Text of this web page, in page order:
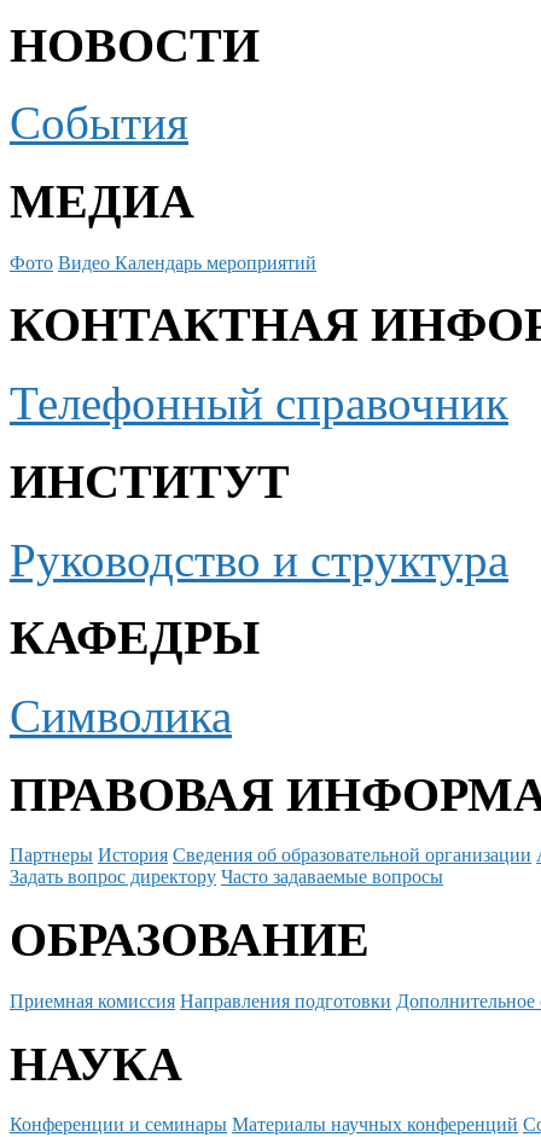
НОВОСТИ
События
МЕДИА
Фото Видео Календарь мероприятий
КОНТАКТНАЯ
Телефонный справочник
ИНСТИТУТ
Руководство и структура
КАФЕДРЫ
Символика
ПРАВОВАЯ
Партнеры История Сведения об образовательной организации
Задать вопрос директору Часто задаваемые вопросы
ОБРАЗОВАНИЕ
Приемная комиссия Направления подготовки Дополнительное
НАУКА
Конференции и семинары Материалы научных конференций